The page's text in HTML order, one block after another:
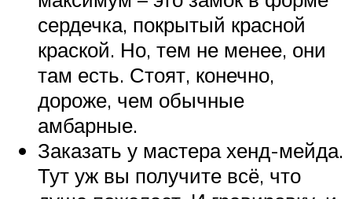
сердечка, покрытый красной
краской. Но, тем не менее, они
там есть. Стоят, конечно,
дороже, чем обычные
амбарные.
Заказать у мастера хенд-мейда.
Тут уж вы получите всё, что